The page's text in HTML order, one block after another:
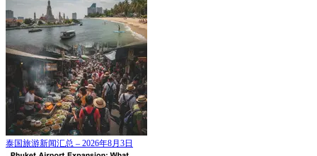
泰国旅游新闻汇总 – 2026年8月3日